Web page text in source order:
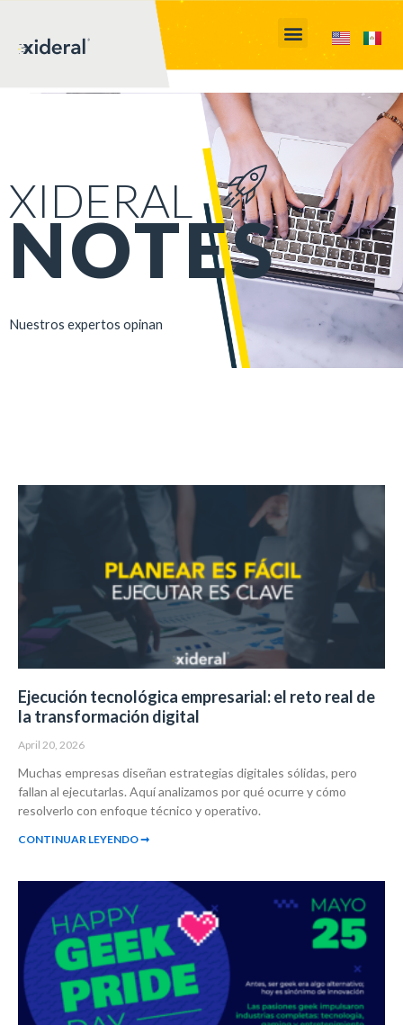
XIDERAL
NOTES
Nuestros expertos opinan
Ejecución tecnológica empresarial: el reto real de
la transformación digital
April 20, 2026
Muchas empresas diseñan estrategias digitales sólidas, pero
fallan al ejecutarlas. Aquí analizamos por qué ocurre y cómo
resolverlo con enfoque técnico y operativo.
CONTINUAR LEYENDO ➞